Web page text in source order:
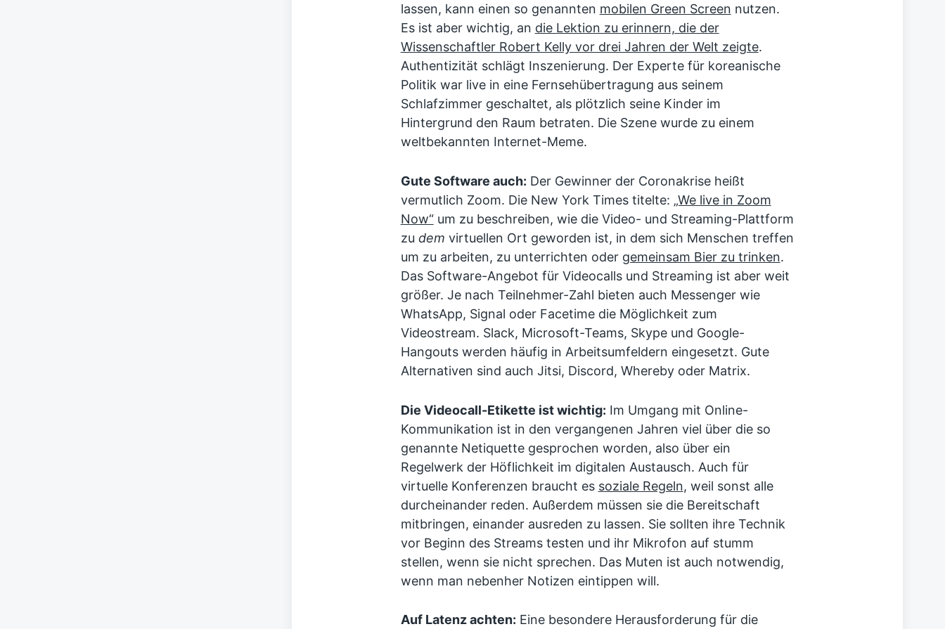
lassen, kann einen so genannten mobilen Green Screen nutzen.
Es ist aber wichtig, an die Lektion zu erinnern, die der
Wissenschaftler Robert Kelly vor drei Jahren der Welt zeigte.
Authentizität schlägt Inszenierung. Der Experte für koreanische
Politik war live in eine Fernsehübertragung aus seinem
Schlafzimmer geschaltet, als plötzlich seine Kinder im
Hintergrund den Raum betraten. Die Szene wurde zu einem
weltbekannten Internet-Meme.
Gute Software auch: Der Gewinner der Coronakrise heißt
vermutlich Zoom. Die New York Times titelte: „We live in Zoom
Now“um zu beschreiben, wie die Video- und Streaming-Plattform
zu dem virtuellen Ort geworden ist, in dem sich Menschen treffen
um zu arbeiten, zu unterrichten oder gemeinsam Bier zu trinken.
Das Software-Angebot für Videocalls und Streaming ist aber weit
größer. Je nach Teilnehmer-Zahl bieten auch Messenger wie
WhatsApp, Signal oder Facetime die Möglichkeit zum
Videostream. Slack, Microsoft-Teams, Skype und Google-
Hangouts werden häufig in Arbeitsumfeldern eingesetzt. Gute
Alternativen sind auch Jitsi, Discord, Whereby oder Matrix.
Die Videocall-Etikette ist wichtig: Im Umgang mit Online-
Kommunikation ist in den vergangenen Jahren viel über die so
genannte Netiquette gesprochen worden, also über ein
Regelwerk der Höflichkeit im digitalen Austausch. Auch für
virtuelle Konferenzen braucht es soziale Regeln, weil sonst alle
durcheinander reden. Außerdem müssen sie die Bereitschaft
mitbringen, einander ausreden zu lassen. Sie sollten ihre Technik
vor Beginn des Streams testen und ihr Mikrofon auf stumm
stellen, wenn sie nicht sprechen. Das Muten ist auch notwendig,
wenn man nebenher Notizen eintippen will.
Auf Latenz achten: Eine besondere Herausforderung für die